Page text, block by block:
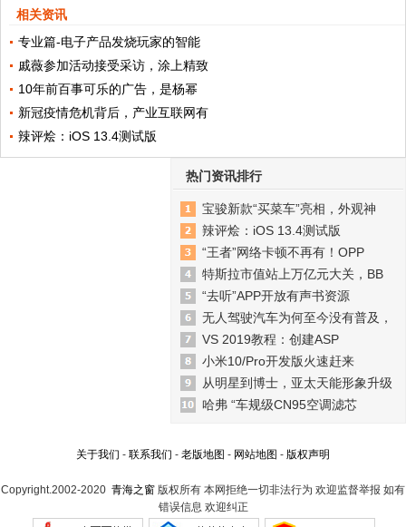
相关资讯
专业篇-电子产品发烧玩家的智能
戚薇参加活动接受采访，涂上精致
10年前百事可乐的广告，是杨幂
新冠疫情危机背后，产业互联网有
辣评烩：iOS 13.4测试版
热门资讯排行
宝骏新款“买菜车”亮相，外观神
辣评烩：iOS 13.4测试版
“王者”网络卡顿不再有！OPP
特斯拉市值站上万亿元大关，BB
“去听”APP开放有声书资源
无人驾驶汽车为何至今没有普及，
VS 2019教程：创建ASP
小米10/Pro开发版火速赶来
从明星到博士，亚太天能形象升级
哈弗 “车规级CN95空调滤芯
关于我们 - 联系我们 - 老版地图 - 网站地图 - 版权声明
Copyright.2002-2020 青海之窗 版权所有 本网拒绝一切非法行为 欢迎监督举报 如有
错误信息 欢迎纠正